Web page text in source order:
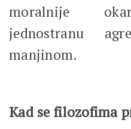
moralnije
jednostranu
manjinom.
Kad se filozofima